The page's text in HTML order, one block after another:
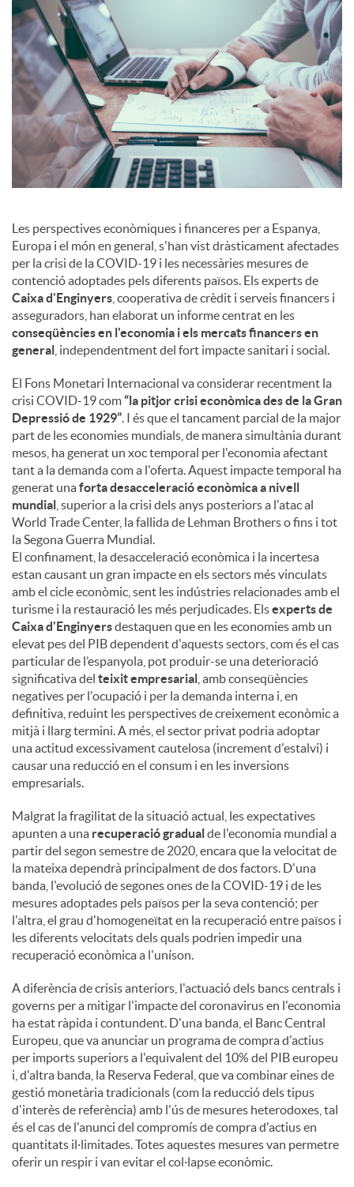
a
l
s
Les perspectives econòmiques i financeres per a Espanya,
Europa i el món en general, s'han vist dràsticament afectades
per la crisi de la COVID-19 i les necessàries mesures de
contenció adoptades pels diferents països. Els experts de
Caixa d'Enginyers , cooperativa de crèdit i serveis financers i
asseguradors, han elaborat un informe centrat en les
conseqüències en l'economia i els mercats financers en
general , independentment del fort impacte sanitari i social.
El Fons Monetari Internacional va considerar recentment la
crisi COVID-19 com“la pitjor crisi econòmica des de la Gran
Depressió de 1929”. I és que el tancament parcial de la major
part de les economies mundials, de manera simultània durant
mesos, ha generat un xoc temporal per l'economia afectant
tant a la demanda com a l'oferta. Aquest impacte temporal ha
generat unaforta desacceleració econòmica a nivell
mundial , superior a la crisi dels anys posteriors a l'atac al
World Trade Center, la fallida de Lehman Brothers o fins i tot
la Segona Guerra Mundial.
El confinament, la desacceleració econòmica i la incertesa
estan causant un gran impacte en els sectors més vinculats
amb el cicle econòmic, sent les indústries relacionades amb el
turisme i la restauració les més perjudicades. Elsexperts de
Caixa d'Enginyersdestaquen que en les economies amb un
elevat pes del PIB dependent d'aquests sectors, com és el cas
particular de l’espanyola, pot produir-se una deterioració
significativa del teixit empresarial , amb conseqüències
negatives per l'ocupació i per la demanda interna i, en
definitiva, reduint les perspectives de creixement econòmic a
mitjà i llarg termini. A més, el sector privat podria adoptar
una actitud excessivament cautelosa (increment d'estalvi) i
causar una reducció en el consum i en les inversions
empresarials.
Malgrat la fragilitat de la situació actual, les expectatives
apunten a una recuperació gradualde l'economia mundial a
partir del segon semestre de 2020, encara que la velocitat de
la mateixa dependrà principalment de dos factors. D'una
banda, l'evolució de segones ones de la COVID-19 i de les
mesures adoptades pels països per la seva contenció; per
l'altra, el grau d'homogeneïtat en la recuperació entre països i
les diferents velocitats dels quals podrien impedir una
recuperació econòmica a l'uníson.
A diferència de crisis anteriors, l'actuació dels bancs centrals i
governs per a mitigar l'impacte del coronavirus en l'economia
ha estat ràpida i contundent. D'una banda, el Banc Central
Europeu, que va anunciar un programa de compra d'actius
per imports superiors a l'equivalent del 10% del PIB europeu
i, d'altra banda, la Reserva Federal, que va combinar eines de
gestió monetària tradicionals (com la reducció dels tipus
d'interès de referència) amb l'ús de mesures heterodoxes, tal
és el cas de l'anunci del compromís de compra d'actius en
quantitats il·limitades. Totes aquestes mesures van permetre
oferir un respir i van evitar el col·lapse econòmic.